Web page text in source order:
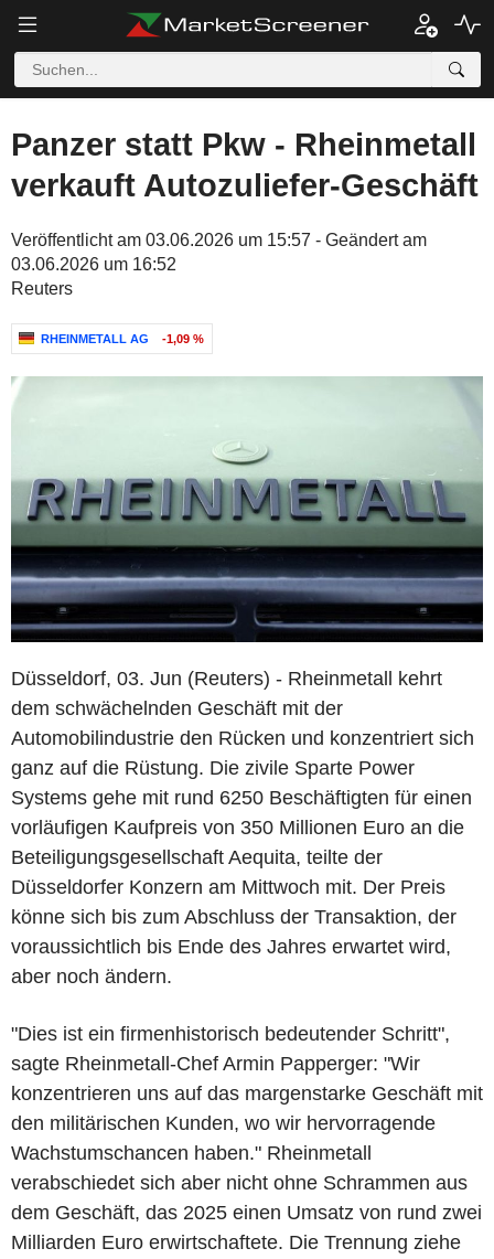
Panzer statt Pkw - Rheinmetall
verkauft Autozuliefer-Geschäft
Veröffentlicht am 03.06.2026 um 15:57 - Geändert am
03.06.2026 um 16:52
Reuters
RHEINMETALL AG -1,09 %
Düsseldorf, 03. Jun (Reuters) - Rheinmetall kehrt
dem schwächelnden Geschäft mit der
Automobilindustrie den Rücken und konzentriert sich
ganz auf die Rüstung. Die zivile Sparte Power
Systems gehe mit rund 6250 Beschäftigten für einen
vorläufigen Kaufpreis von 350 Millionen Euro an die
Beteiligungsgesellschaft Aequita, teilte der
Düsseldorfer Konzern am Mittwoch mit. Der Preis
könne sich bis zum Abschluss der Transaktion, der
voraussichtlich bis Ende des Jahres erwartet wird,
aber noch ändern.
"Dies ist ein firmenhistorisch bedeutender Schritt",
sagte Rheinmetall-Chef Armin Papperger: "Wir
konzentrieren uns auf das margenstarke Geschäft mit
den militärischen Kunden, wo wir hervorragende
Wachstumschancen haben." Rheinmetall
verabschiedet sich aber nicht ohne Schrammen aus
dem Geschäft, das 2025 einen Umsatz von rund zwei
Milliarden Euro erwirtschaftete. Die Trennung ziehe